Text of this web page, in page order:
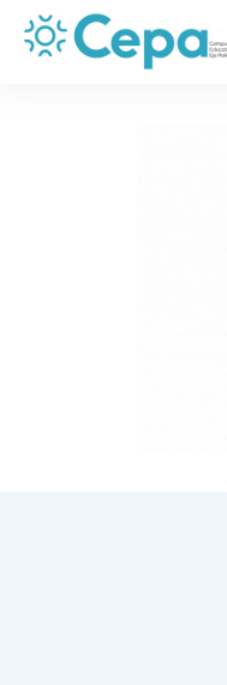
Saltar al contenido